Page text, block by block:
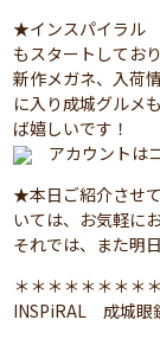
★インスパイラル
もスタートしてお
新作メガネ、入荷
に入り成城グルメ
ば嬉しいです！
アカウントは
★本日ご紹介させ
いては、お気軽に
それでは、また明
＊＊＊＊＊＊＊＊
INSPiRAL 成城眼